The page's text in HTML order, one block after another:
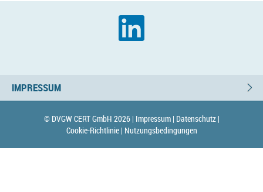
IMPRESSUM
© DVGW CERT GmbH 2026 | Impressum | Datenschutz |
Cookie-Richtlinie | Nutzungsbedingungen